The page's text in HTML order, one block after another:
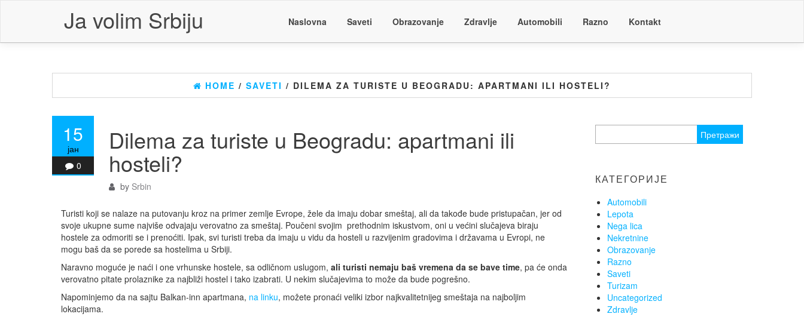
content
Ja volim Srbiju Naslovna Saveti Obrazovanje Zdravlje Automobili Razno Kontakt
HOME / SAVETI / DILEMA ZA TURISTE U BEOGRADU: APARTMANI ILI HOSTELI?
15
јан
0
Dilema za turiste u Beogradu: apartmani ili
hosteli?
by Srbin
Turisti koji se nalaze na putovanju kroz na primer zemlje Evrope, žele da imaju dobar smeštaj, ali da takođe bude pristupačan, jer od
svoje ukupne sume najviše odvajaju verovatno za smeštaj. Poučeni svojim prethodnim iskustvom, oni u većini slučajeva biraju
hostele za odmoriti se i prenoćiti. Ipak, svi turisti treba da imaju u vidu da hosteli u razvijenim gradovima i državama u Evropi, ne
mogu baš da se porede sa hostelima u Srbiji.
Naravno moguće je naći i one vrhunske hostele, sa odličnom uslugom, ali turisti nemaju baš vremena da se bave time, pa će onda
verovatno pitate prolaznike za najbliži hostel i tako izabrati. U nekim slučajevima to može da bude pogrešno.
Napominjemo da na sajtu Balkan-inn apartmana, na linku, možete pronaći veliki izbor najkvalitetnijeg smeštaja na najboljim
lokacijama.
за:
КАТЕГОРИЈЕ
Automobili
Lepota
Nega lica
Nekretnine
Obrazovanje
Razno
Saveti
Turizam
Uncategorized
Zdravlje